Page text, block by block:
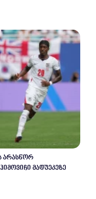
არასწორ
მადუეკეზე